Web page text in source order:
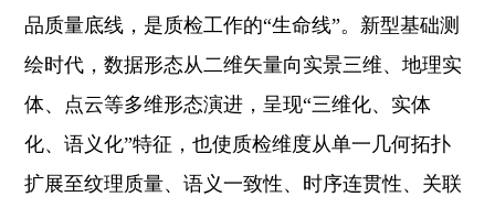
品质量底线，是质检工作的“生命线”。新型基础测
绘时代，数据形态从二维矢量向实景三维、地理实
体、点云等多维形态演进，呈现“三维化、实体
化、语义化”特征，也使质检维度从单一几何拓扑
扩展至纹理质量、语义一致性、时序连贯性、关联